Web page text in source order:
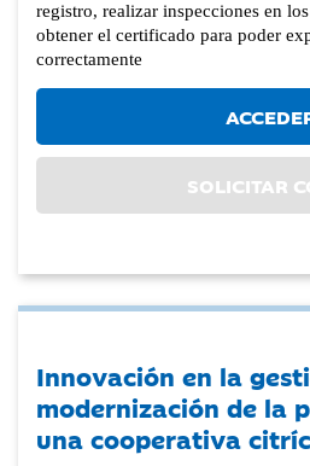
registro, realizar inspecciones en
obtener el certificado para poder
correctamente
SOLICITAR
Innovación en la
modernización de la
una cooperativa